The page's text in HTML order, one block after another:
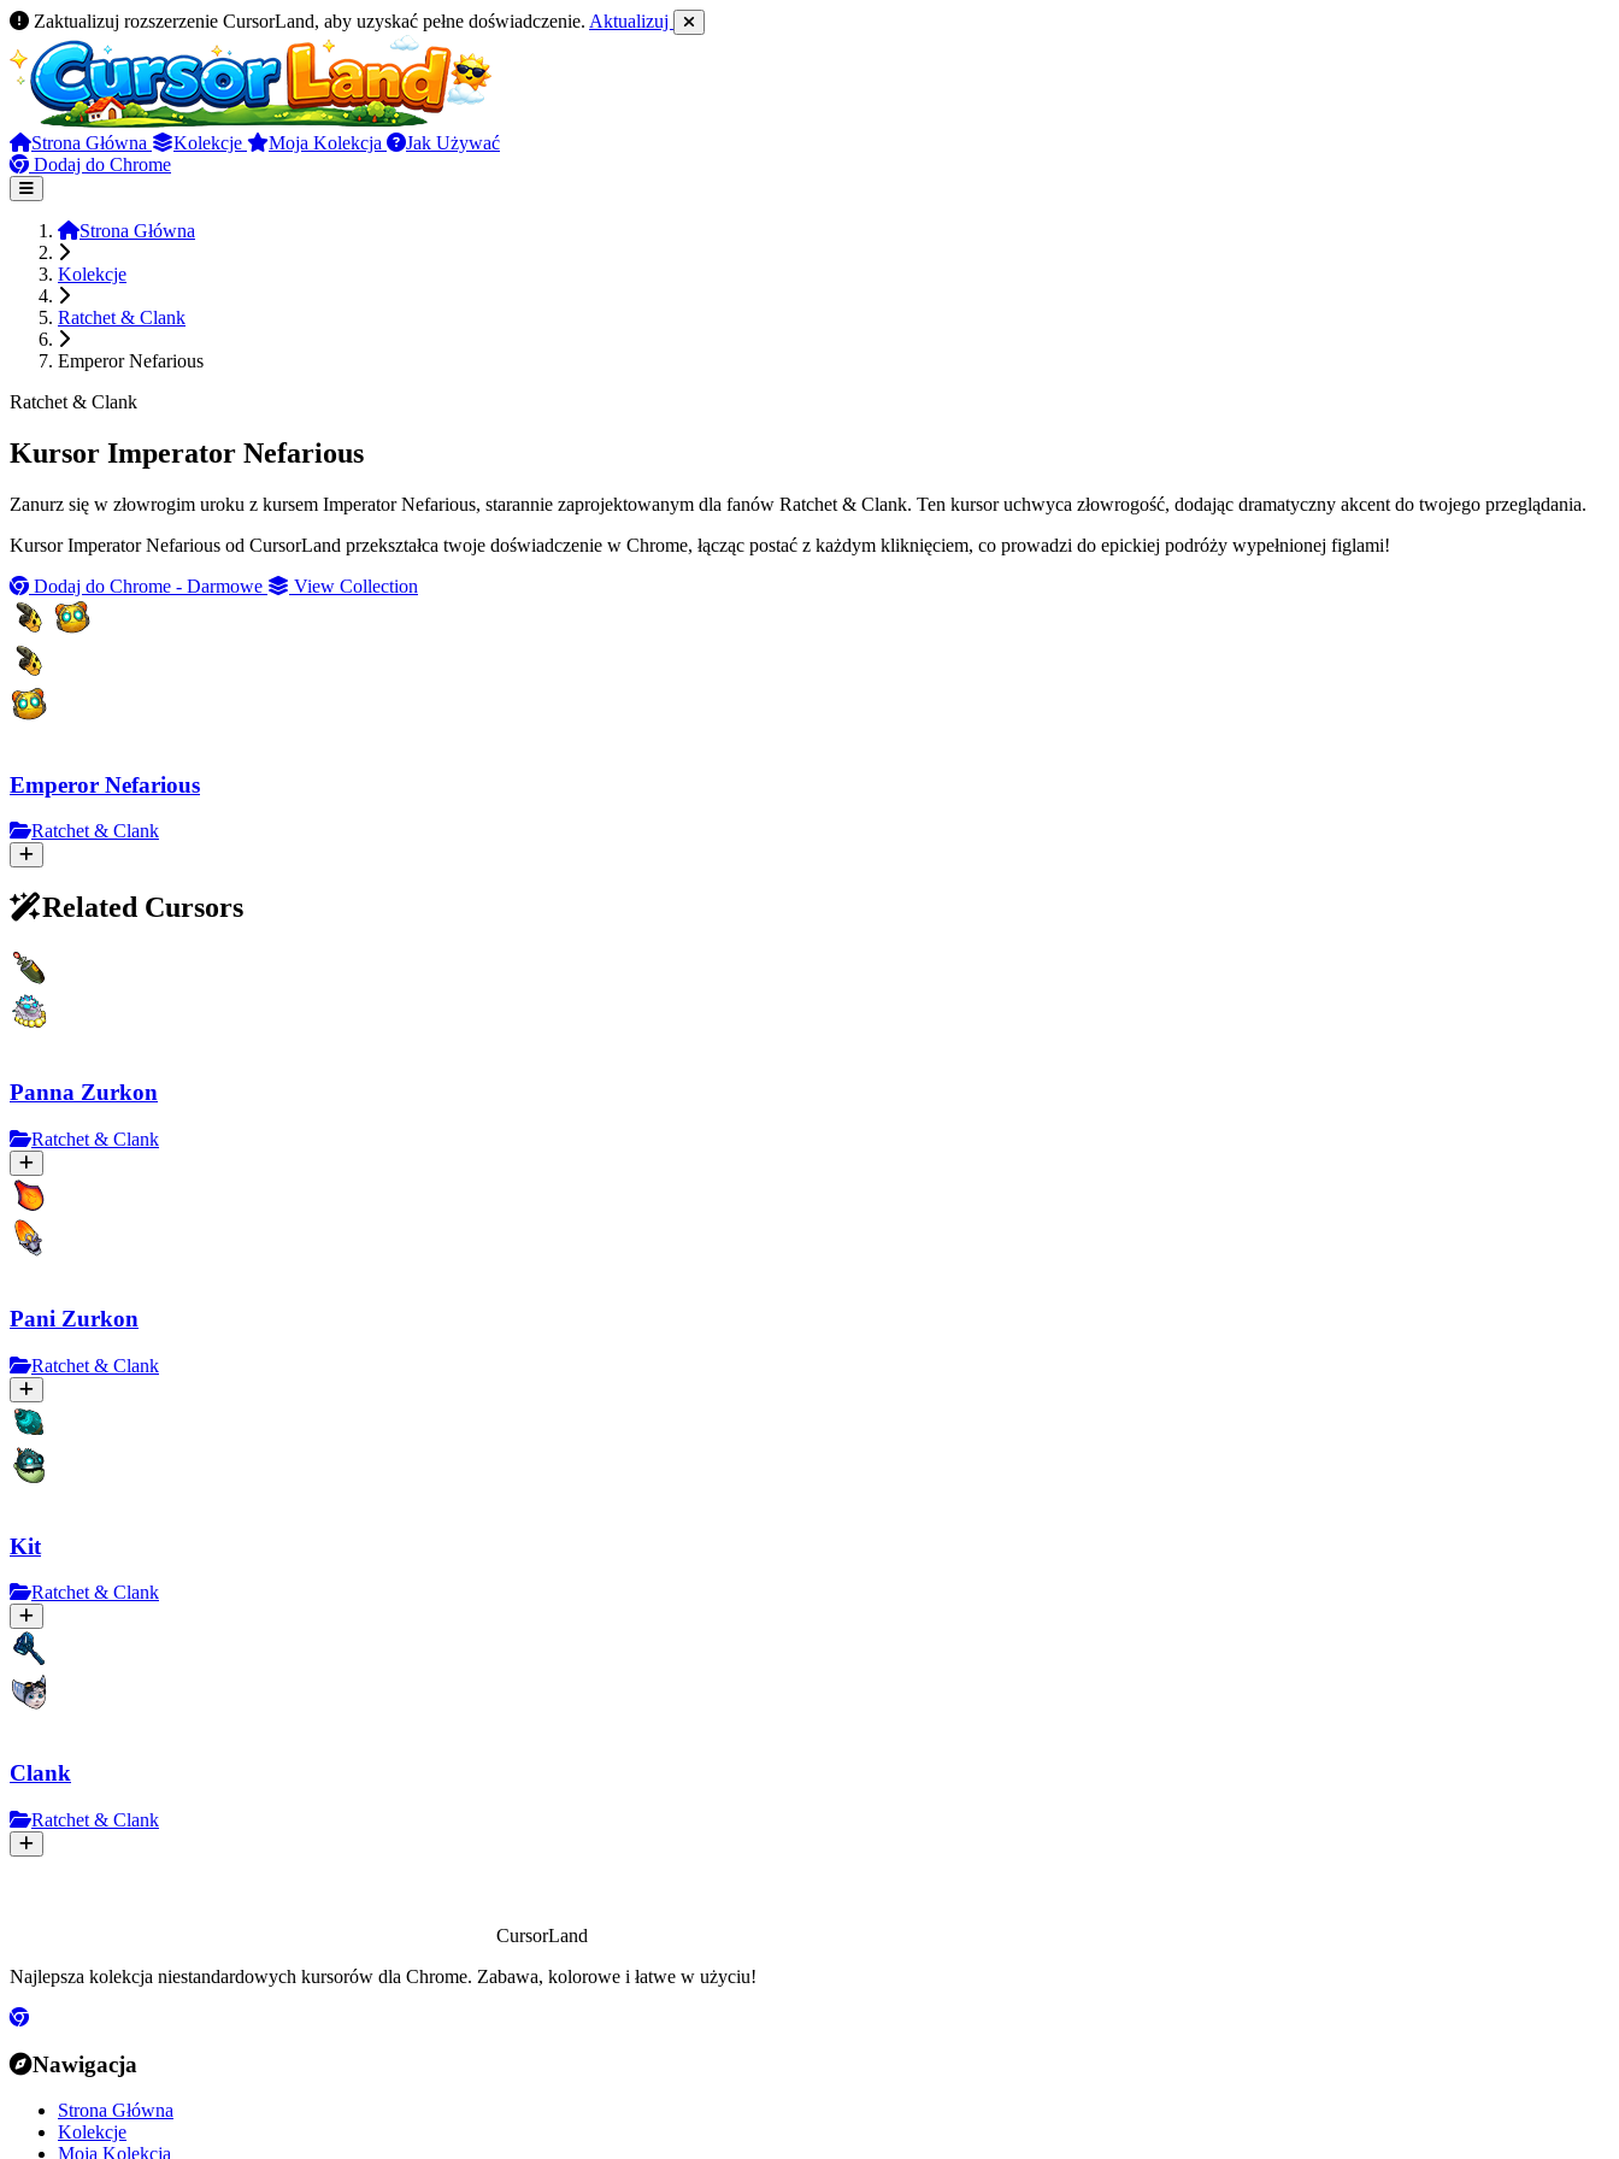
Zaktualizuj rozszerzenie CursorLand, aby uzyskać pełne doświadczenie. Aktualizuj
Strona Główna Kolekcje Moja Kolekcja
Jak Używać
Dodaj do Chrome
Strona Główna
Kolekcje
Ratchet & Clank
Emperor Nefarious
Ratchet & Clank
Kursor Imperator Nefarious
Zanurz się w złowrogim uroku z kursem Imperator Nefarious, starannie zaprojektowanym dla fanów Ratchet & Clank. Ten kursor uchwyca złowrogość, dodając dramatyczny akcent do twojego przeglądania.
Kursor Imperator Nefarious od CursorLand przekształca twoje doświadczenie w Chrome, łącząc postać z każdym kliknięciem, co prowadzi do epickiej podróży wypełnionej figlami!
Dodaj do Chrome - Darmowe
View Collection
Emperor Nefarious
Ratchet & Clank
Related Cursors
Panna Zurkon
Ratchet & Clank
Pani Zurkon
Ratchet & Clank
Kit
Ratchet & Clank
Clank
Ratchet & Clank
CursorLand
Najlepsza kolekcja niestandardowych kursorów dla Chrome. Zabawa, kolorowe i łatwe w użyciu!
Nawigacja
Strona Główna
Kolekcje
Moja Kolekcja